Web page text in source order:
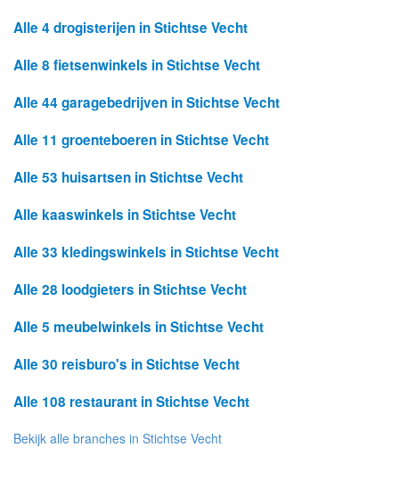
Alle 4 drogisterijen in Stichtse Vecht
Alle 8 fietsenwinkels in Stichtse Vecht
Alle 44 garagebedrijven in Stichtse Vecht
Alle 11 groenteboeren in Stichtse Vecht
Alle 53 huisartsen in Stichtse Vecht
Alle kaaswinkels in Stichtse Vecht
Alle 33 kledingswinkels in Stichtse Vecht
Alle 28 loodgieters in Stichtse Vecht
Alle 5 meubelwinkels in Stichtse Vecht
Alle 30 reisburo's in Stichtse Vecht
Alle 108 restaurant in Stichtse Vecht
Bekijk alle branches in Stichtse Vecht